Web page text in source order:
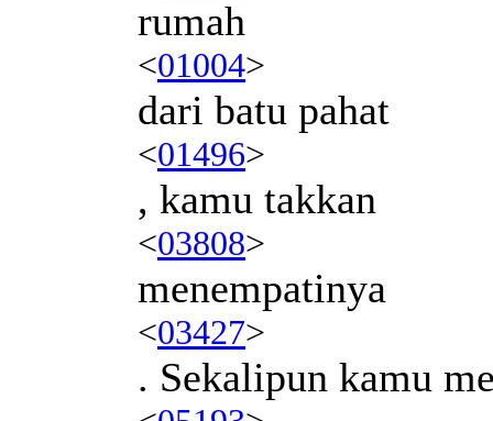
rumah
<01004>
dari batu pahat
<01496>
, kamu takkan
<03808>
menempatinya
<03427>
. Sekalipun kamu